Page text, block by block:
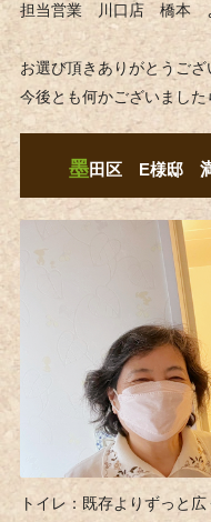
担当営業 川口店 橋本
お選び頂きありがとうご
今後とも何かございまし
墨田区 E​​​​​​様邸
トイレ：既存よりずっと広